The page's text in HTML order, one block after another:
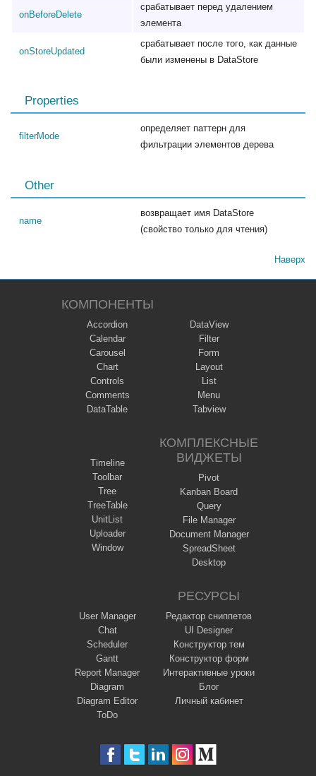
onBeforeDelete
срабатывает перед удалением
элемента
onStoreUpdated
срабатывает после того, как данные
были изменены в DataStore
Properties
filterMode
определяет паттерн для
фильтрации элементов дерева
Other
name
возвращает имя DataStore
(свойство только для чтения)
Наверх
КОМПОНЕНТЫ
Accordion
Calendar
Carousel
Chart
Controls
Comments
DataTable
DataView
Filter
Form
Layout
List
Menu
Tabview
Timeline
Toolbar
Tree
TreeTable
UnitList
Uploader
Window
КОМПЛЕКСНЫЕ
ВИДЖЕТЫ
Pivot
Kanban Board
Query
File Manager
Document Manager
SpreadSheet
Desktop
User Manager
Chat
Scheduler
Gantt
Report Manager
Diagram
Diagram Editor
ToDo
РЕСУРСЫ
Редактор сниппетов
UI Designer
Конструктор тем
Конструктор форм
Интерактивные уроки
Блог
Личный кабинет